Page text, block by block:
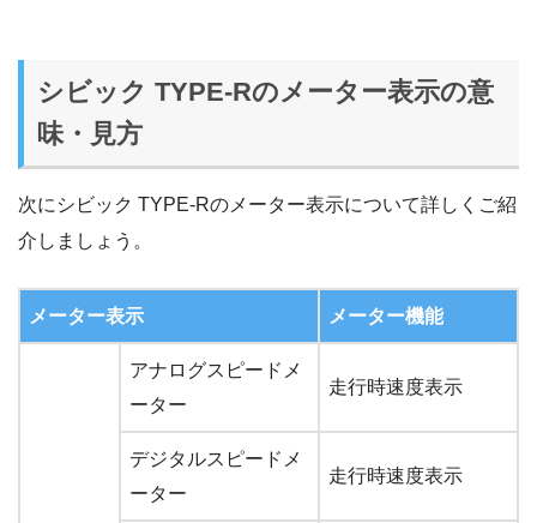
シビック TYPE-Rのメーター表示の意
味・見方
次にシビック TYPE-Rのメーター表示について詳しくご紹
介しましょう。
メーター表示 メーター機能
アナログスピードメ
ーター
走行時速度表示
デジタルスピードメ
ーター
走行時速度表示